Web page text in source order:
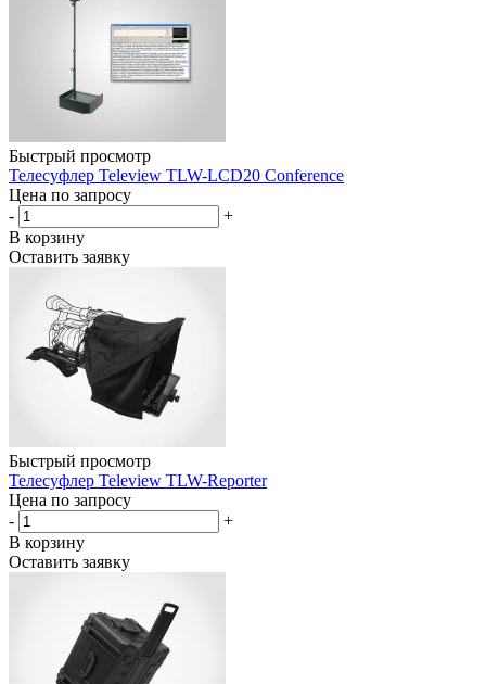
Быстрый просмотр
Телесуфлер Teleview TLW-LCD20 Conference
Цена по запросу
-
+
В корзину
Оставить заявку
Быстрый просмотр
Телесуфлер Teleview TLW-Reporter
Цена по запросу
-
+
В корзину
Оставить заявку